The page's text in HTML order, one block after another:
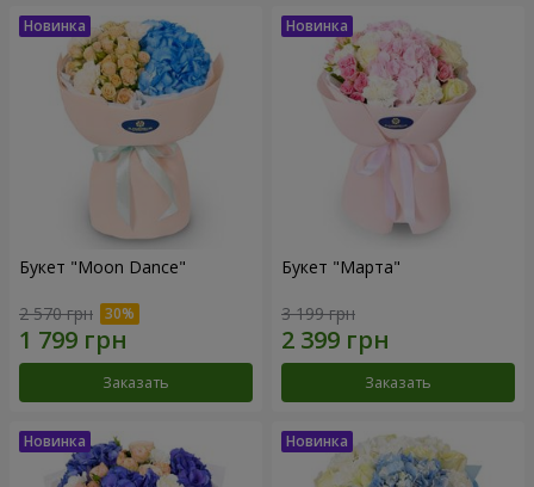
Букет "Moon Dance"
2 570 грн
Заказать
Букет "Марта"
3 199 грн
Заказать